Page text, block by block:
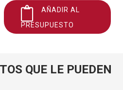
AÑADIR AL
PRESUPUESTO
QUE LE PUEDEN